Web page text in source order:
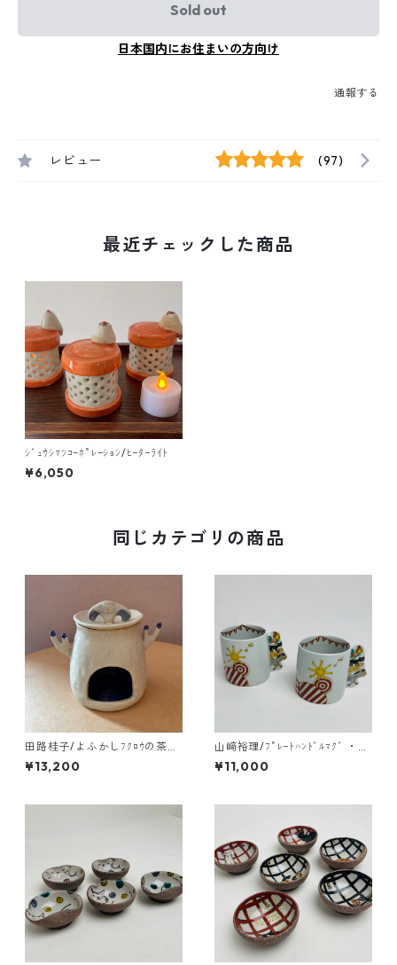
Sold out
日本国内にお住まいの方向け
通報する
レビュー (97)
最近チェックした商品
ｼﾞｭｳｼﾏﾂｺｰﾎﾟﾚｰｼｮﾝ/ﾋｰﾀｰﾗｲﾄ
¥6,050
同じカテゴリの商品
田路桂子/よふかしﾌｸﾛｳの茶香
炉
¥13,200
山﨑裕理/ﾌﾟﾚｰﾄﾊﾝﾄﾞﾙﾏｸﾞ ・ﾌﾞ
ﾚｰﾒﾝの音楽隊
¥11,000